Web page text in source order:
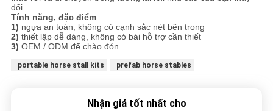
đổi.
Tính năng, đặc điểm
1) ngựa an toàn, không có cạnh sắc nét bên trong
2) thiết lập dễ dàng, không có bài hỗ trợ cần thiết
3) OEM / ODM để chào đón
portable horse stall kits prefab horse stables
Nhận giá tốt nhất cho